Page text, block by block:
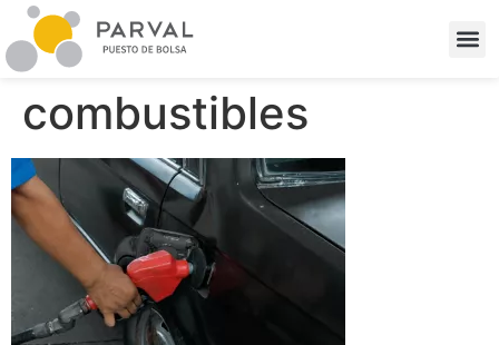
combustibles